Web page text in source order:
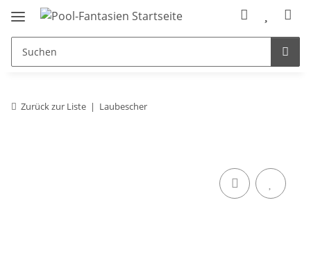
Zurück zur Liste Laubescher